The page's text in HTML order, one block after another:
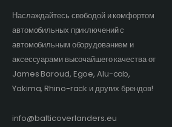
Наслаждайтесь свободой и комфортом
автомобильных приключений с
автомобильным оборудованием и
аксессуарами высочайшего качества от
James Baroud, Egoe, Alu-cab,
Yakima, Rhino-rack и других брендов!​
info@balticoverlanders.eu